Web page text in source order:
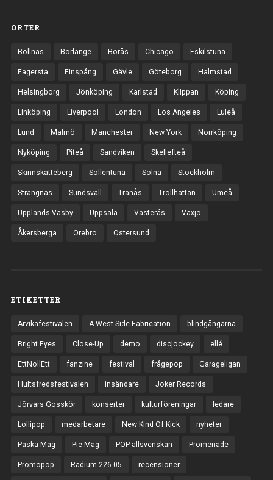
ORTER
Bollnäs Borlänge Borås Chicago Eskilstuna
Fagersta Finspång Gävle Göteborg Halmstad
Helsingborg Jönköping Karlstad Klippan Köping
Linköping Liverpool London Los Angeles Luleå
Lund Malmö Manchester New York Norrköping
Nyköping Piteå Sandviken Skellefteå
Skinnskatteberg Sollentuna Solna Stockholm
Strängnäs Sundsvall Tranås Trollhättan Umeå
Upplands Väsby Uppsala Västerås Växjö
Åkersberga Örebro Östersund
ETIKETTER
Arvikafestivalen A West Side Fabrication blindgångarna
Bright Eyes Close-Up demo discjockey ellé
EttNollEtt fanzine festival frågepop Garageligan
Hultsfredsfestivalen insändare Joker Records
Jörvars Gosskör konserter kulturföreningar ledare
Lollipop medarbetare New Kind Of Kick nyheter
Paska Mag Pie Mag POP-allsvenskan Promenade
Promopop Radium 226.05 recensioner